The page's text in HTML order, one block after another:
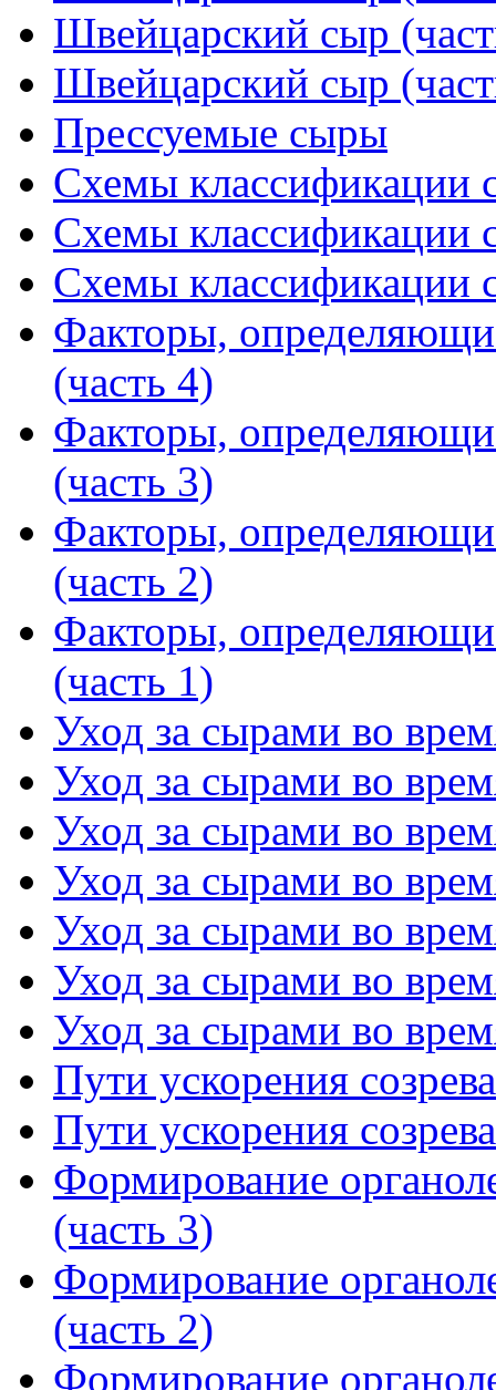
Швейцарский сыр
Швейцарский сыр
Прессуемые сыры
Схемы классификации
Схемы классификации
Схемы классификации
Факторы,
(часть 4)
Факторы,
(часть 3)
Факторы,
(часть 2)
Факторы,
(часть 1)
Уход за сырами во
Уход за сырами во
Уход за сырами во
Уход за сырами во
Уход за сырами во
Уход за сырами во
Уход за сырами во
Пути ускорения
Пути ускорения
Формирование
(часть 3)
Формирование
(часть 2)
Формирование